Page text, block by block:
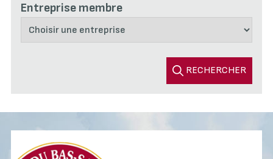
Entreprise membre
RECHERCHER